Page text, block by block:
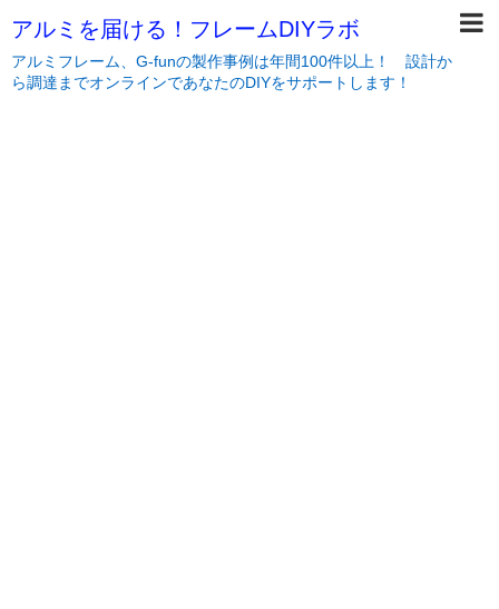
アルミを届ける！フレームDIYラボ
アルミフレーム、G-funの製作事例は年間100件以上！ 設計か
ら調達までオンラインであなたのDIYをサポートします！